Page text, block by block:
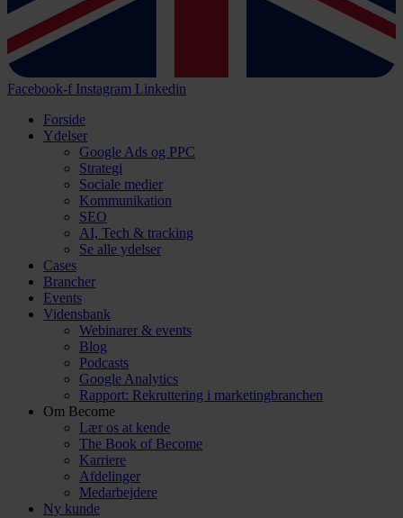
Facebook-f Instagram Linkedin
Forside
Ydelser
Google Ads og PPC
Strategi
Sociale medier
Kommunikation
SEO
AI, Tech & tracking
Se alle ydelser
Cases
Brancher
Events
Vidensbank
Webinarer & events
Blog
Podcasts
Google Analytics
Rapport: Rekruttering i marketingbranchen
Om Become
Lær os at kende
The Book of Become
Karriere
Afdelinger
Medarbejdere
Ny kunde